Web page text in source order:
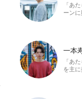
「あ
ーン
一本
「あ
を主